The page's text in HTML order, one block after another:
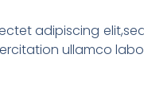
adipiscing
ullamco